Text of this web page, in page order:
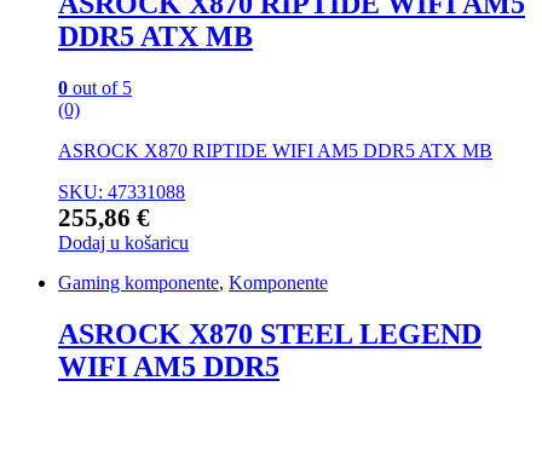
DDR5 ATX MB
0 out of 5
(0)
ASROCK X870 RIPTIDE WIFI AM5 DDR5 ATX MB
SKU: 47331088
255,86 €
Dodaj u košaricu
Gaming komponente, Komponente
ASROCK X870 STEEL LEGEND
WIFI AM5 DDR5